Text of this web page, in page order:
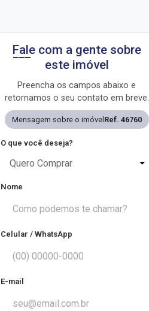
Fale com a gente sobre
este imóvel
Preencha os campos abaixo e
retornamos o seu contato em breve.
Mensagem sobre o imóvel Ref. 46760
O que você deseja?
Quero Comprar
Nome
Celular / WhatsApp
E-mail